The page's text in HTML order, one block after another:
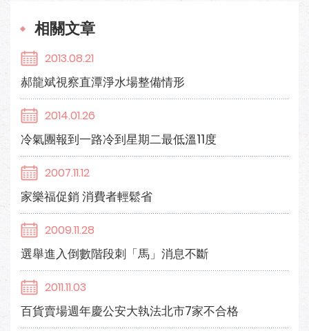
相關文章
2013.08.21
郝龍斌視察直潭淨水場整備情形
2014.01.26
冷氣團報到一路冷到星期二最低溫11度
2007.11.12
家樂福促銷 消費者輕鬆省
2009.11.28
選舉進入倒數階段刺「馬」消息不斷
2011.11.03
百貨賣場週年慶公安大執法北市7家不合格